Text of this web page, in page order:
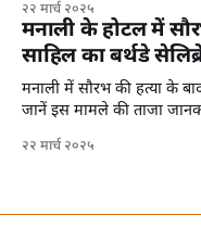
२२ मार्च २०२५
मनाली के होटल में
साहिल का बर्थडे
मनाली में सौरभ की हत्या के
जानें इस मामले की ताजा
२२ मार्च २०२५